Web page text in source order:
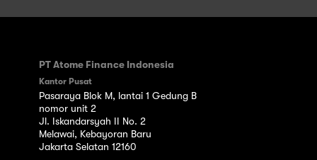
PT Atome Finance Indonesia
Kantor Pusat
Pasaraya Blok M, lantai 1 Gedung B
nomor unit 2
Jl. Iskandarsyah II No. 2
Melawai, Kebayoran Baru
Jakarta Selatan 12160